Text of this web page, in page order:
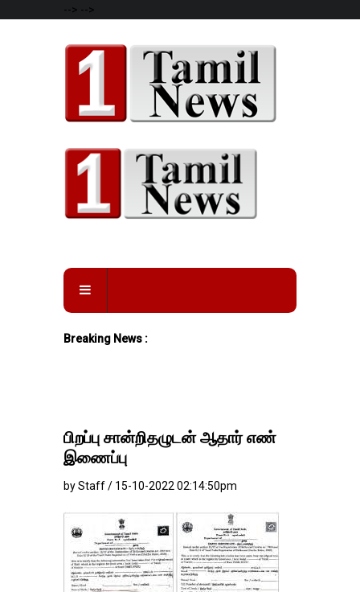
--> -->
Breaking News :
பிறப்பு சான்றிதழுடன் ஆதார் எண்
இணைப்பு
by Staff / 15-10-2022 02:14:50pm